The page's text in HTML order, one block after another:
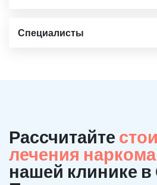
Специалисты
Рассчитайте
лечения
нашей клинике